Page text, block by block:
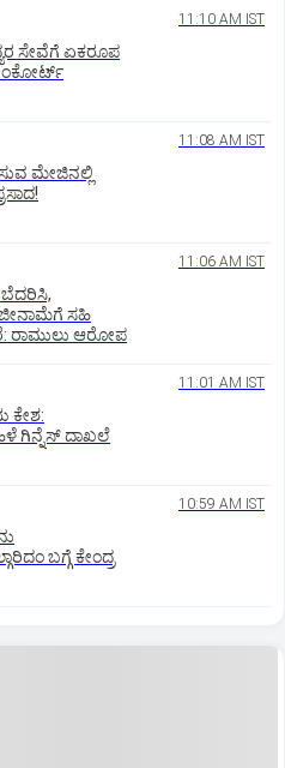
11:10 AM IST
ಸೇವೆಗೆ ಏಕರೂಪ
11:08 AM IST
ಮೇಜಿನಲ್ಲಿ
11:06 AM IST
ಬೆದರಿಸಿ,
ಸಹಿ
ರಾಮುಲು ಆರೋಪ
11:01 AM IST
ಕೇಶ:
ಗಿನ್ನೆಸ್‌ ದಾಖಲೆ
10:59 AM IST
ಬಗ್ಗೆ ಕೇಂದ್ರ